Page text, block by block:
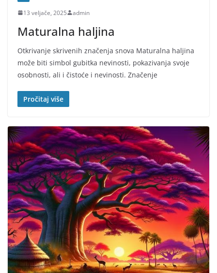
13 veljače, 2025 admin
Maturalna haljina
Otkrivanje skrivenih značenja snova Maturalna haljina
može biti simbol gubitka nevinosti, pokazivanja svoje
osobnosti, ali i čistoće i nevinosti. Značenje
Pročitaj više